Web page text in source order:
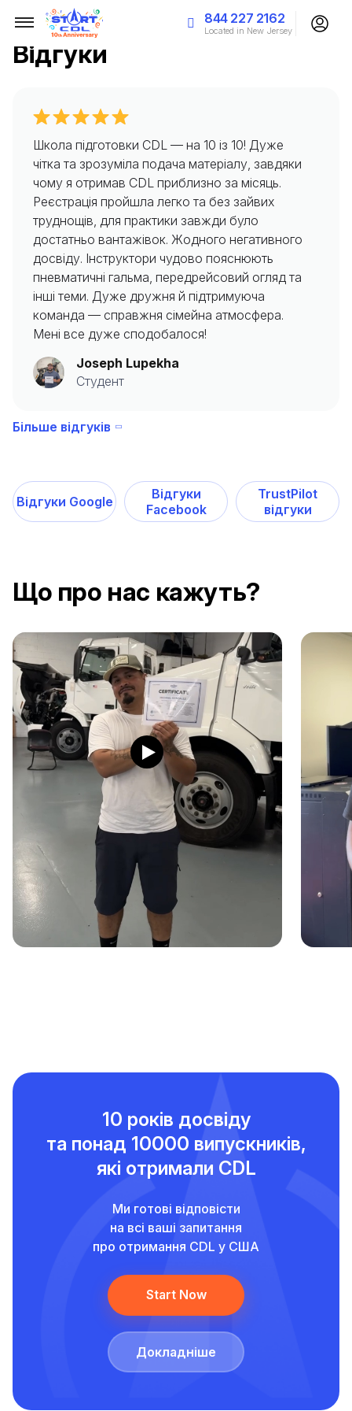
844 227 2162
Located in New Jersey
Відгуки
Школа підготовки CDL — на 10 із 10! Дуже
чітка та зрозуміла подача матеріалу, завдяки
чому я отримав CDL приблизно за місяць.
Реєстрація пройшла легко та без зайвих
труднощів, для практики завжди було
достатньо вантажівок. Жодного негативного
досвіду. Інструктори чудово пояснюють
пневматичні гальма, передрейсовий огляд та
інші теми. Дуже дружня й підтримуюча
команда — справжня сімейна атмосфера.
Мені все дуже сподобалося!
Joseph Lupekha
Студент
Більше відгуків
Відгуки Google
Відгуки
Facebook
TrustPilot
відгуки
Що про нас кажуть?
10 років досвіду
та понад 10000 випускників,
які отримали CDL
Ми готові відповісти
на всі ваші запитання
про отримання CDL у США
Start Now
Докладніше